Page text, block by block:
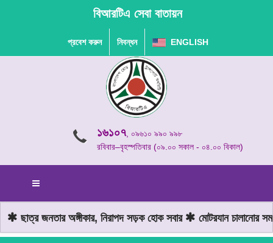
বিআরটিএ সেবা বাতায়ন
প্রবেশ করুন নিবন্ধন ENGLISH
১৬১০৭, ০৯৬১০ ৯৯০ ৯৯৮
রবিবার–বৃহস্পতিবার (০৯.০০ সকাল - ০৪.০০ বিকাল)
ছাত্র জনতার অঙ্গীকার, নিরাপদ সড়ক হোক সবার মোটরযান চালানোর